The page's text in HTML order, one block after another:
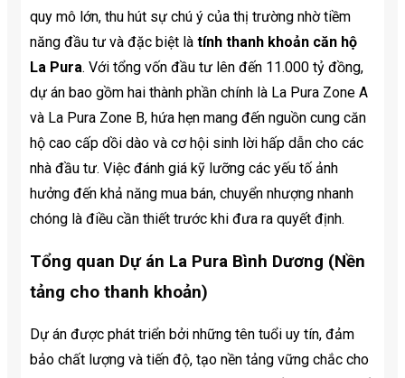
quy mô lớn, thu hút sự chú ý của thị trường nhờ tiềm
năng đầu tư và đặc biệt là tính thanh khoản căn hộ
La Pura. Với tổng vốn đầu tư lên đến 11.000 tỷ đồng,
dự án bao gồm hai thành phần chính là La Pura Zone A
và La Pura Zone B, hứa hẹn mang đến nguồn cung căn
hộ cao cấp dồi dào và cơ hội sinh lời hấp dẫn cho các
nhà đầu tư. Việc đánh giá kỹ lưỡng các yếu tố ảnh
hưởng đến khả năng mua bán, chuyển nhượng nhanh
chóng là điều cần thiết trước khi đưa ra quyết định.
Tổng quan Dự án La Pura Bình Dương (Nền
tảng cho thanh khoản)
Dự án được phát triển bởi những tên tuổi uy tín, đảm
bảo chất lượng và tiến độ, tạo nền tảng vững chắc cho